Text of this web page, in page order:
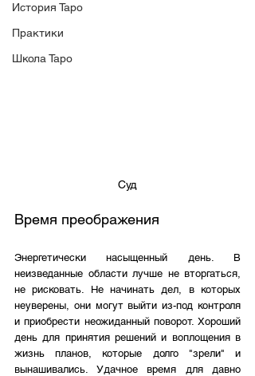
История Таро
Практики
Школа Таро
Суд
Время преображения
Энергетически насыщенный день. В
неизведанные области лучше не вторгаться,
не рисковать. Не начинать дел, в которых
неуверены, они могут выйти из-под контроля
и приобрести неожиданный поворот. Хороший
день для принятия решений и воплощения в
жизнь планов, которые долго "зрели" и
вынашивались. Удачное время для давно